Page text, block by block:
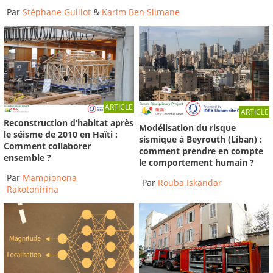
Par Stéphane Guillot & Karim Ben Slimane
ARTICLE
Reconstruction d’habitat après
le séisme de 2010 en Haïti :
Comment collaborer
ensemble ?
Par Mampionona
Rakotonirina
ARTICLE
Modélisation du risque
sismique à Beyrouth (Liban) :
comment prendre en compte
le comportement humain ?
Par Rouba Iskandar